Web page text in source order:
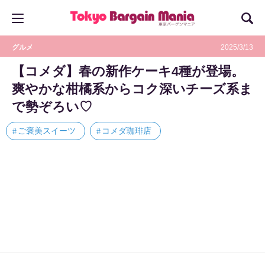
グルメ 2025/3/13
【コメダ】春の新作ケーキ4種が登場。
爽やかな柑橘系からコク深いチーズ系ま
で勢ぞろい♡
ご褒美スイーツ コメダ珈琲店